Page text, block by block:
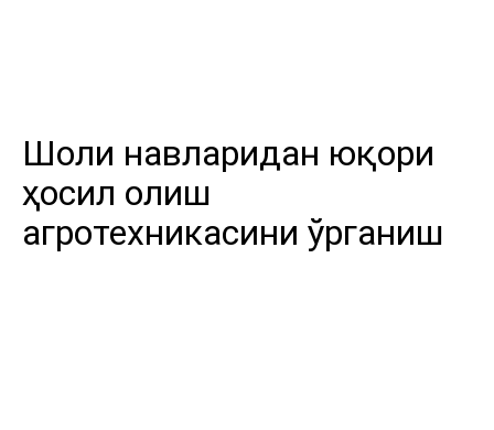
Шоли навларидан юқори
ҳосил олиш
агротехникасини ўрганиш